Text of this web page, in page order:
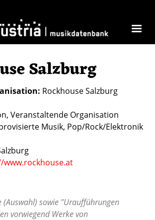
Salzburg
Rockhouse Salzburg
Veranstaltende Organisation
Musik Pop/Rock/Elektronik
www.rockhouse.at
(Auswahl) sowie "Uraufführungen
vorwiegend Werke von